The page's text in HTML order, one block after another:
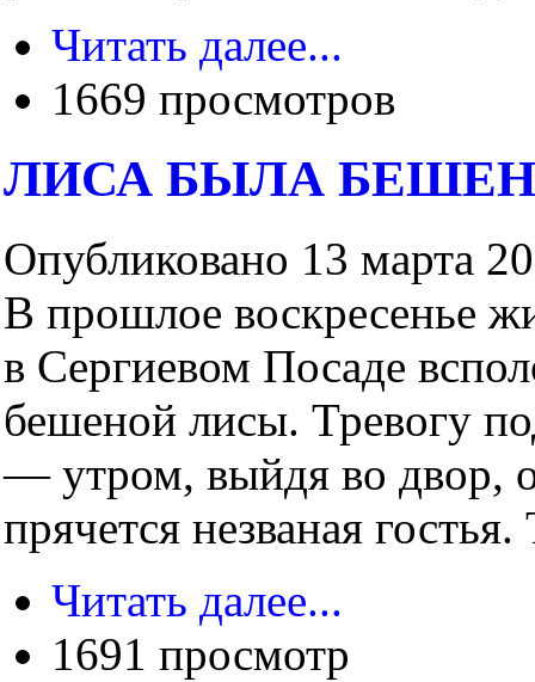
Читать далее...
1669 просмотров
ЛИСА БЫЛА
Опубликовано 13 марта
В прошлое воскресенье
в Сергиевом Посаде
бешеной лисы. Тревогу
— утром, выйдя во двор,
прячется незваная
Читать далее...
1691 просмотр